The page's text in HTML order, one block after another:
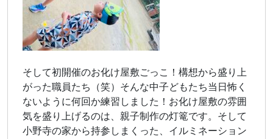
そして初開催のお化け屋敷ごっこ！構想から盛り上
がった職員たち（笑）そんな中子どもたち当日怖く
ないように何回か練習しました！お化け屋敷の雰囲
気を盛り上げるのは、親子制作の灯篭です。そして
小野寺の家から持参しまくった、イルミネーション